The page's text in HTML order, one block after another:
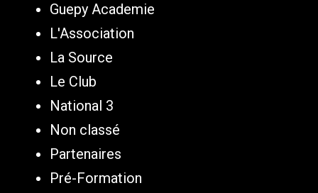
Guepy Academie
L'Association
La Source
Le Club
National 3
Non classé
Partenaires
Pré-Formation